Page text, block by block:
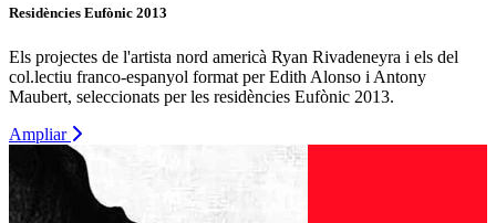
Residències Eufònic 2013
Els projectes de l'artista nord americà Ryan Rivadeneyra i els del
col.lectiu franco-espanyol format per Edith Alonso i Antony
Maubert, seleccionats per les residències Eufònic 2013.
Ampliar